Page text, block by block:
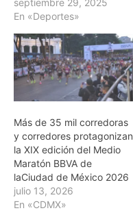
En «Deportes»
Más de 35 mil corredoras
y corredores protagonizan
la XIX edición del Medio
Maratón BBVA de
laCiudad de México 2026
julio 13, 2026
En «CDMX»